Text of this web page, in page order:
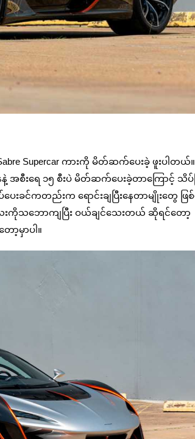
Supercar ကားကို မိတ်ဆက်ပေးခဲ့ ဖူးပါတယ်။
းရေ ၁၅ စီးပဲ မိတ်ဆက်ပေးခဲ့တာကြောင့် သိပ်ပ
ကတည်းက ရောင်းချပြီးနေတာမျိုးတွေ ဖြစ်
ဘောကျပြီး ဝယ်ချင်သေးတယ် ဆိုရင်တော့
ာ့မှာပါ။